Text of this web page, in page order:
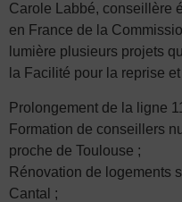
Carole Labbé, conseillère
en France de la
lumière plusieurs projets
la Facilité pour la reprise
Prolongement de la ligne
Formation de conseillers
proche de Toulouse ;
Rénovation de logements
Cantal ;